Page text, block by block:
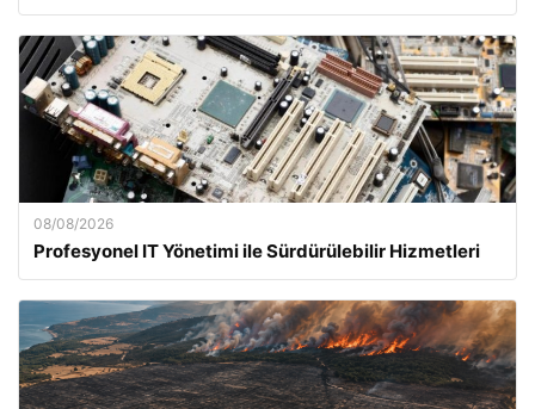
08/08/2026
Profesyonel IT Yönetimi ile Sürdürülebilir Hizmetleri